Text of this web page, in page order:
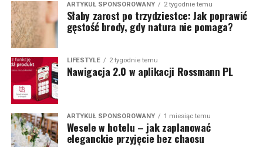
ARTYKUŁ SPONSOROWANY 2 tygodnie temu
Słaby zarost po trzydziestce: Jak poprawić
gęstość brody, gdy natura nie pomaga?
LIFESTYLE 2 tygodnie temu
Nawigacja 2.0 w aplikacji Rossmann PL
ARTYKUŁ SPONSOROWANY 1 miesiąc temu
Wesele w hotelu – jak zaplanować
eleganckie przyjęcie bez chaosu